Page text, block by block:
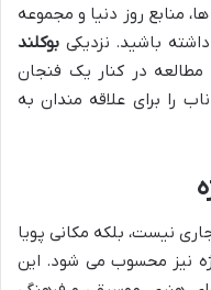
منابع روز دنیا و مجموعه
باشید. نزدیکی بوکلند
مطالعه در کنار یک فنجان
را برای علاقه مندان به
نیست، بلکه مکانی پویا
نیز محسوب می شود. این